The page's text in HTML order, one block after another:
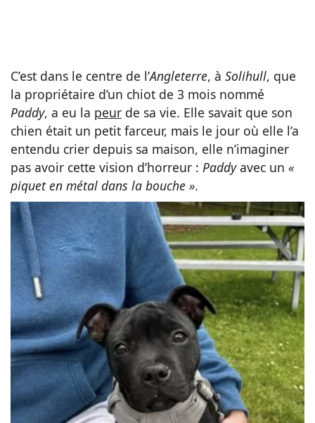
C’est dans le centre de l’Angleterre, à Solihull, que
la propriétaire d’un chiot de 3 mois nommé
Paddy, a eu la peur de sa vie. Elle savait que son
chien était un petit farceur, mais le jour où elle l’a
entendu crier depuis sa maison, elle n’imaginer
pas avoir cette vision d’horreur : Paddyavec un «
piquet en métal dans la bouche ».